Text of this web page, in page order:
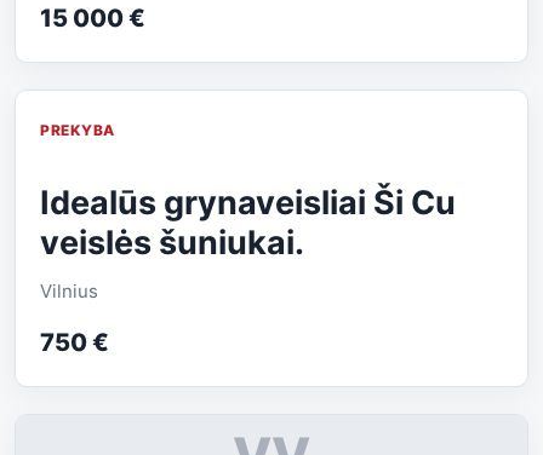
15 000 €
PREKYBA
Idealūs grynaveisliai Ši Cu
veislės šuniukai.
Vilnius
750 €